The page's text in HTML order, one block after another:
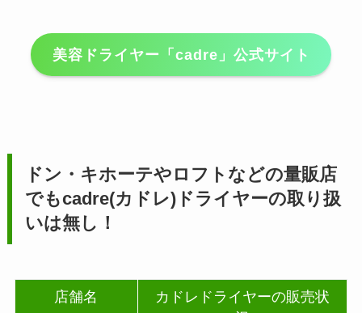
美容ドライヤー「cadre」公式サイト
ドン・キホーテやロフトなどの量販店
でもcadre(カドレ)ドライヤーの取り扱
いは無し！
店舗名
カドレドライヤーの販売状